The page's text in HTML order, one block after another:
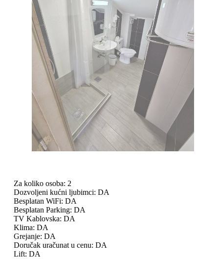
Za koliko osoba: 2
Dozvoljeni kućni ljubimci: DA
Besplatan WiFi: DA
Besplatan Parking: DA
TV Kablovska: DA
Klima: DA
Grejanje: DA
Doručak uračunat u cenu: DA
Lift: DA